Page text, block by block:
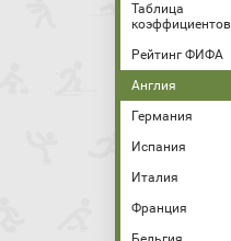
Таблица
Рейтинг ФИФА
Англия
Германия
Испания
Италия
Франция